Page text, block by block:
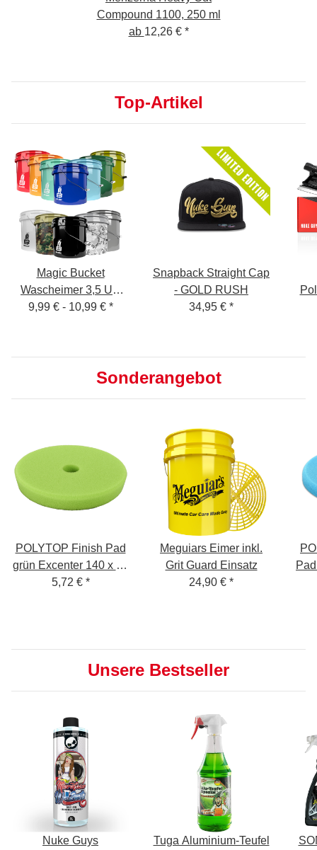
Compound 1100, 250 ml
ab 12,26 € *
Top-Artikel
Magic Bucket
Wascheimer 3,5 US
Gallonen (ca. 13 Liter)
9,99 € - 10,99 € *
Snapback Straight Cap
- GOLD RUSH
34,95 € *
Sonderangebot
POLYTOP Finish Pad
grün Excenter 140 x 25
mm
5,72 € *
Meguiars Eimer inkl.
Grit Guard Einsatz
24,90 € *
Unsere Bestseller
Nuke Guys
Tuga Aluminium-Teufel